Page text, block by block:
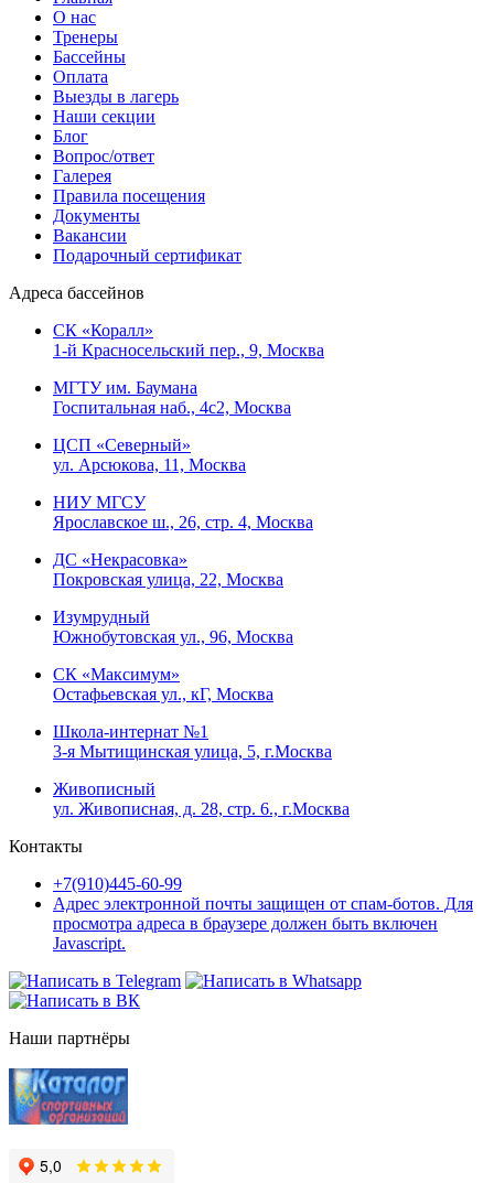
О нас
Тренеры
Бассейны
Оплата
Выезды в лагерь
Наши секции
Блог
Вопрос/ответ
Галерея
Правила посещения
Документы
Вакансии
Подарочный сертификат
Адреса бассейнов
СК «Коралл»
1-й Красносельский пер., 9, Москва
МГТУ им. Баумана
Госпитальная наб., 4с2, Москва
ЦСП «Северный»
ул. Арсюкова, 11, Москва
НИУ МГСУ
Ярославское ш., 26, стр. 4, Москва
ДС «Некрасовка»
Покровская улица, 22, Москва
Изумрудный
Южнобутовская ул., 96, Москва
СК «Максимум»
Остафьевская ул., кГ, Москва
Школа-интернат №1
3-я Мытищинская улица, 5, г.Москва
Живописный
ул. Живописная, д. 28, стр. 6., г.Москва
Контакты
+7(910)445-60-99
Адрес электронной почты защищен от спам-ботов. Для
просмотра адреса в браузере должен быть включен
Javascript.
Наши партнёры